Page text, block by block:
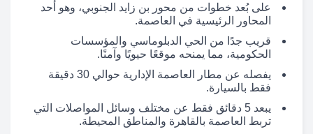
على بُعد خطوات من محور بن زايد الجنوبي، وهو أحد
المحاور الرئيسية في العاصمة.
قريب جدًا من الحي الدبلوماسي والمؤسسات
الحكومية، مما يمنحه موقعًا حيويًا وآمنًا.
يفصله عن مطار العاصمة الإدارية حوالي 30 دقيقة
فقط بالسيارة.
يبعد 5 دقائق فقط عن مختلف وسائل المواصلات التي
تربط العاصمة بالقاهرة والمناطق المحيطة.